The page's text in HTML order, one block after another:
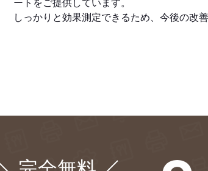
しっかりと効果測定できるため、今後の改